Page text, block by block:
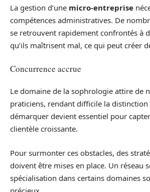
La gestion d’une micro-entreprise
compétences administratives. De
se retrouvent rapidement confrontés à
qu’ils maîtrisent mal, ce qui peut créer
Concurrence accrue
Le domaine de la sophrologie attire de
praticiens, rendant difficile la distinction
démarquer devient essentiel pour capter
clientèle croissante.
Pour surmonter ces obstacles, des
doivent être mises en place. Un réseau
spécialisation dans certains domaines